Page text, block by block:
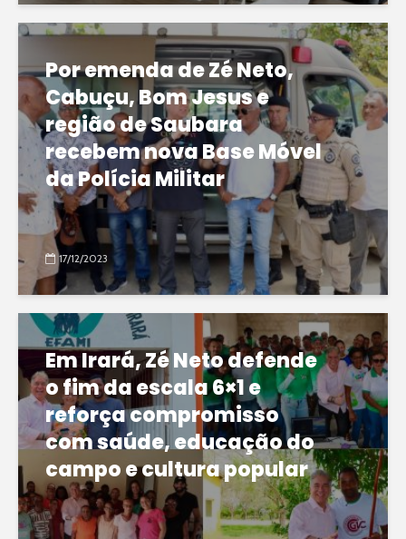
Por emenda de Zé Neto,
Cabuçu, Bom Jesus e
região de Saubara
recebem nova Base Móvel
da Polícia Militar
17/12/2023
Em Irará, Zé Neto defende
o fim da escala 6×1 e
reforça compromisso
com saúde, educação do
campo e cultura popular